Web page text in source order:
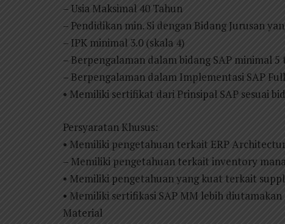
– Usia Maksimal 40 Tahun
– Pendidikan min. Si dengan Bidang Jurusan
– IPK minimal 3.0 (skala 4)
– Berpengalaman dalam bidang SAP minimal 5
– Berpengalaman dalam Implementasi SAP
• Memiliki sertifikat dari Prinsipal SAP sesuai
Persyaratan Khusus:
• Memiliki pengetahuan terkait ERP
– Memiliki pengetahuan terkait inventory
• Memiliki pengetahuan yang kuat terkait
• Memiliki sertifikasi SAP MM lebih
Material